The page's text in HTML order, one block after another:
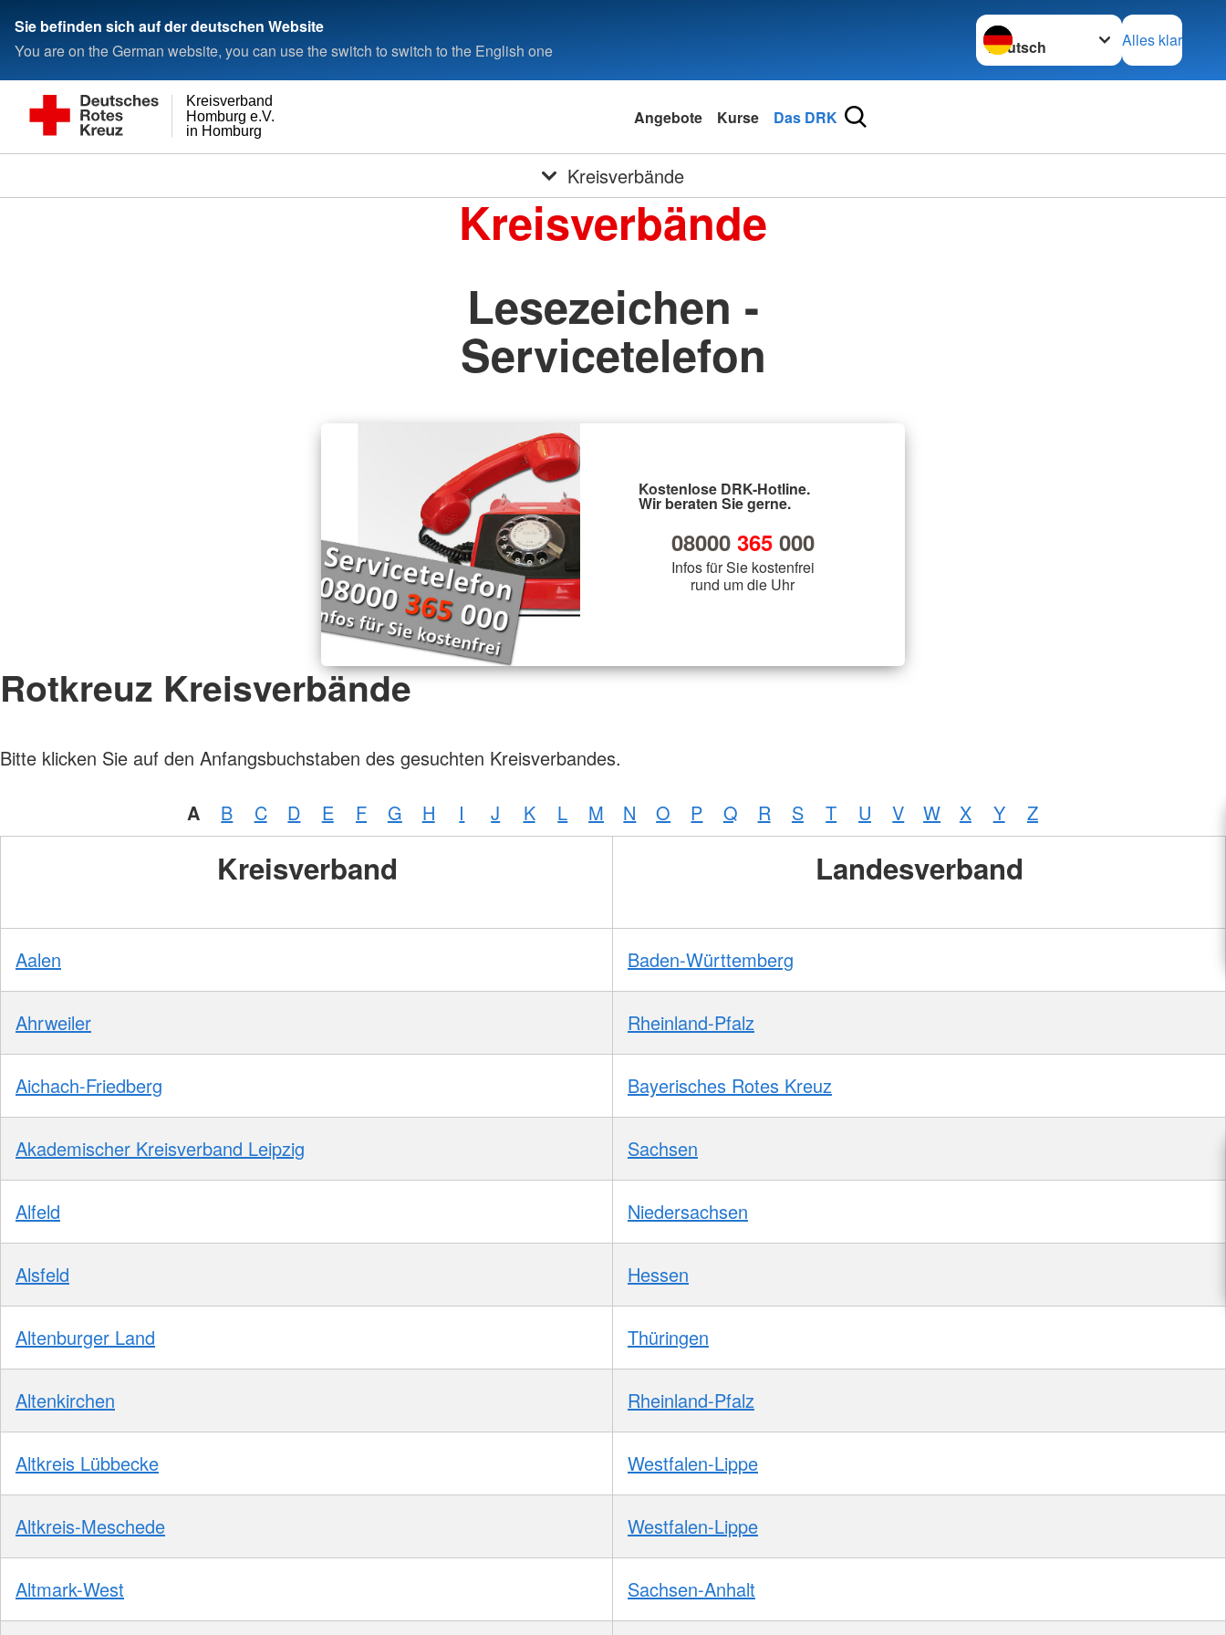
Sie befinden sich auf der deutschen Website
You are on the German website, you can use the switch to switch to the English one
Sprache wechseln zu
Alles klar
in Homburg
Homburg e.V.
Kreisverband
Angebote Kurse Das DRK
Kreisverbände
Kreisverbände
Lesezeichen -
Servicetelefon
Kostenlose DRK-Hotline.
Wir beraten Sie gerne.
08000 365000
Infos für Sie kostenfrei
rund um die Uhr
Rotkreuz Kreisverbände
Bitte klicken Sie auf den Anfangsbuchstaben des gesuchten Kreisverbandes.
A B C D E F G H I J K L M N O P Q R S T U V W X Y Z
Kreisverband Landesverband
Aalen Baden-Württemberg
Ahrweiler Rheinland-Pfalz
Aichach-Friedberg Bayerisches Rotes Kreuz
Akademischer Kreisverband Leipzig Sachsen
Alfeld Niedersachsen
Alsfeld Hessen
Altenburger Land Thüringen
Altenkirchen Rheinland-Pfalz
Altkreis Lübbecke Westfalen-Lippe
Altkreis-Meschede Westfalen-Lippe
Altmark-West Sachsen-Anhalt